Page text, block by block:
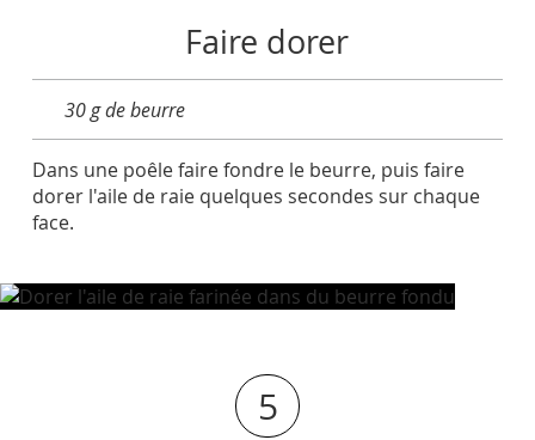
Faire dorer
30 g de beurre
Dans une poêle faire fondre le beurre, puis faire
dorer l'aile de raie quelques secondes sur chaque
face.
5